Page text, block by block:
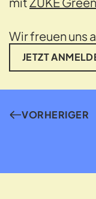
Wir freuen uns
JETZT
VORHERIGER